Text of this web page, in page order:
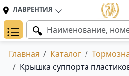
ЛАВРЕНТИЯ
Главная Каталог
Крышка суппорта